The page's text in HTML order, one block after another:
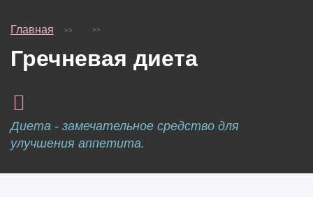
Главная
Гречневая диета
Диета - замечательное средство для
улучшения аппетита.